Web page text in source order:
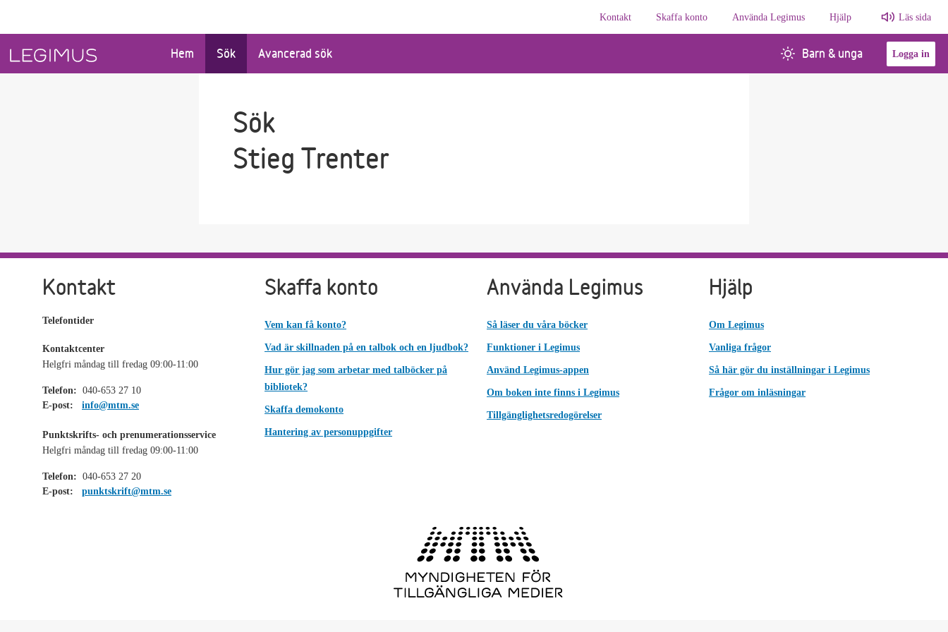
Kontakt
Skaffa konto Använda Legimus Hjälp Läs sida
Hem Sök Avancerad sök Barn & unga Logga in
Sök
Stieg Trenter
Kontakt
Telefontider
Kontaktcenter
Helgfri måndag till fredag 09:00-11:00
Telefon: 040-653 27 10
E-post:
info@mtm.se
Punktskrifts- och prenumerationsservice
Helgfri måndag till fredag 09:00-11:00
Telefon: 040-653 27 20
E-post:
punktskrift@mtm.se
Skaffa konto
Vem kan få konto?
Vad är skillnaden på en talbok och en ljudbok?
Hur gör jag som arbetar med talböcker på
bibliotek?
Skaffa demokonto
Hantering av personuppgifter
Använda Legimus
Så läser du våra böcker
Funktioner i Legimus
Använd Legimus-appen
Om boken inte finns i Legimus
Tillgänglighetsredogörelser
Hjälp
Om Legimus
Vanliga frågor
Så här gör du inställningar i Legimus
Frågor om inläsningar